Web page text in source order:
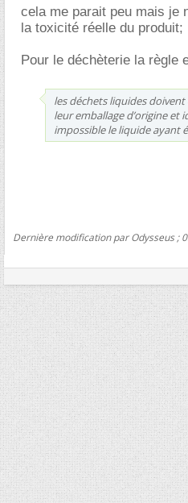
cela me parait peu mais je
la toxicité réelle du produit;
Pour le déchèterie la règle
les déchets liquides
leur emballage d’origine et
impossible le liquide ayant
Dernière modification par Odysseus ;